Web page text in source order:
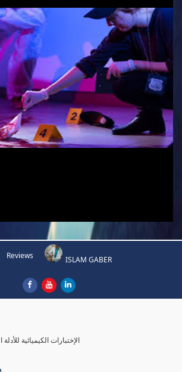
Reviews ISLAM GABER
الإختبارات الكيميائية